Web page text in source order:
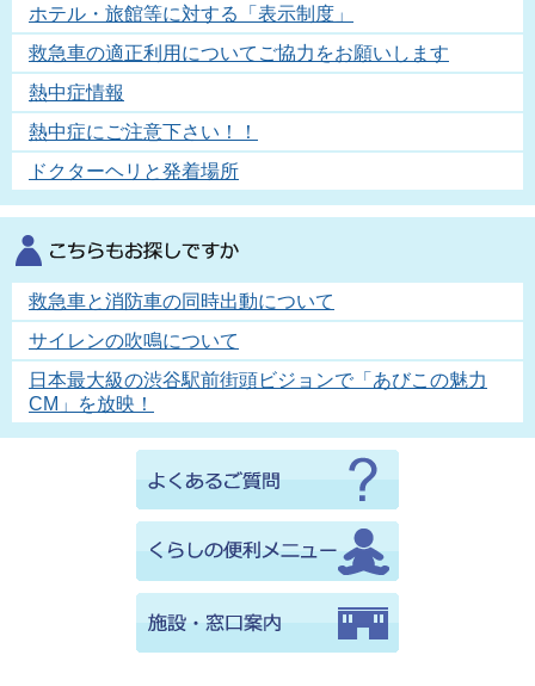
ホテル・旅館等に対する「表示制度」
救急車の適正利用についてご協力をお願いします
熱中症情報
熱中症にご注意下さい！！
ドクターヘリと発着場所
救急車と消防車の同時出動について
サイレンの吹鳴について
日本最大級の渋谷駅前街頭ビジョンで「あびこの魅力
CM」を放映！